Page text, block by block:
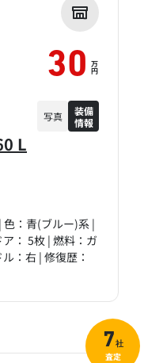
L
：青(ブルー)系 |
： 5枚 | 燃料：ガ
：右 | 修復歴：
30 万
円
写真
装備
情報
7社
査定